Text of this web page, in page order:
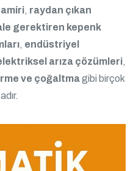
, raydan çıkan
gerektiren kepenk
, endüstriyel
arıza çözümleri,
ve çoğaltmagibi birçok